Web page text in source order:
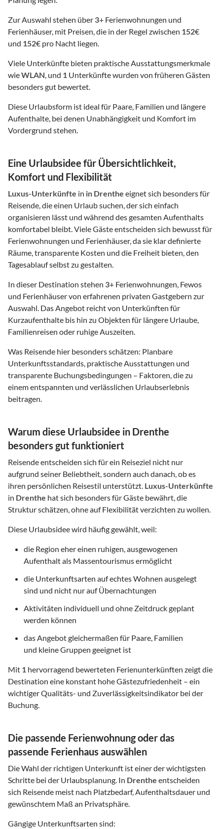
Zur Auswahl stehen über 3+ Ferienwohnungen und
Ferienhäuser, mit Preisen, die in der Regel zwischen 152€
und 152€ pro Nacht liegen.
Viele Unterkünfte bieten praktische Ausstattungsmerkmale
wieWLAN, und 1 Unterkünfte wurden von früheren Gästen
besonders gut bewertet.
Diese Urlaubsform ist ideal für Paare, Familien und längere
Aufenthalte, bei denen Unabhängigkeit und Komfort im
Vordergrund stehen.
Eine Urlaubsidee für Übersichtlichkeit,
Komfort und Flexibilität
Luxus-Unterkünfte in in Drenthe eignet sich besonders für
Reisende, die einen Urlaub suchen, der sich einfach
organisieren lässt und während des gesamten Aufenthalts
komfortabel bleibt. Viele Gäste entscheiden sich bewusst für
Ferienwohnungen und Ferienhäuser, da sie klar definierte
Räume, transparente Kosten und die Freiheit bieten, den
Tagesablauf selbst zu gestalten.
In dieser Destination stehen 3+ Ferienwohnungen, Fewos
und Ferienhäuser von erfahrenen privaten Gastgebern zur
Auswahl. Das Angebot reicht von Unterkünften für
Kurzaufenthalte bis hin zu Objekten für längere Urlaube,
Familienreisen oder ruhige Auszeiten.
Was Reisende hier besonders schätzen: Planbare
Unterkunftsstandards, praktische Ausstattungen und
transparente Buchungsbedingungen – Faktoren, die zu
einem entspannten und verlässlichen Urlaubserlebnis
beitragen.
Warum diese Urlaubsidee in Drenthe
besonders gut funktioniert
Reisende entscheiden sich für ein Reiseziel nicht nur
aufgrund seiner Beliebtheit, sondern auch danach, ob es
ihren persönlichen Reisestil unterstützt. Luxus-Unterkünfte
in Drenthe hat sich besonders für Gäste bewährt, die
Struktur schätzen, ohne auf Flexibilität verzichten zu wollen.
Diese Urlaubsidee wird häufig gewählt, weil:
die Region eher einen ruhigen, ausgewogenen
Aufenthalt als Massentourismus ermöglicht
die Unterkunftsarten auf echtes Wohnen ausgelegt
sind und nicht nur auf Übernachtungen
Aktivitäten individuell und ohne Zeitdruck geplant
werden können
das Angebot gleichermaßen für Paare, Familien
und kleine Gruppen geeignet ist
Mit 1 hervorragend bewerteten Ferienunterkünften zeigt die
Destination eine konstant hohe Gästezufriedenheit – ein
wichtiger Qualitäts- und Zuverlässigkeitsindikator bei der
Buchung.
Die passende Ferienwohnung oder das
passende Ferienhaus auswählen
Die Wahl der richtigen Unterkunft ist einer der wichtigsten
Schritte bei der Urlaubsplanung. In Drenthe entscheiden
sich Reisende meist nach Platzbedarf, Aufenthaltsdauer und
gewünschtem Maß an Privatsphäre.
Gängige Unterkunftsarten sind: